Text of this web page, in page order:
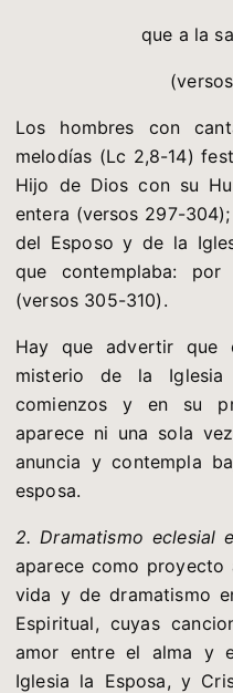
que a la
Los hombres con
melodías (Lc 2,8-14)
Hijo de Dios con su
entera (versos 297-
del Esposo y de la
que contemplaba:
(versos 305-310).
Hay que advertir que
misterio de la
comienzos y en su
aparece ni una sola
anuncia y contempla
esposa.
2. Dramatismo eclesial
aparece como proyecto
vida y de dramatismo
Espiritual, cuyas
amor entre el alma y
Iglesia la Esposa, y